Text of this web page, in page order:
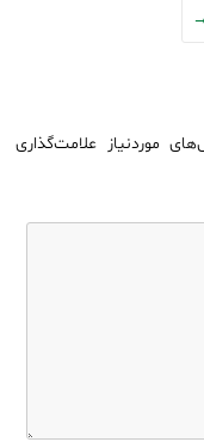
→
موردنیاز علامت‌گذاری